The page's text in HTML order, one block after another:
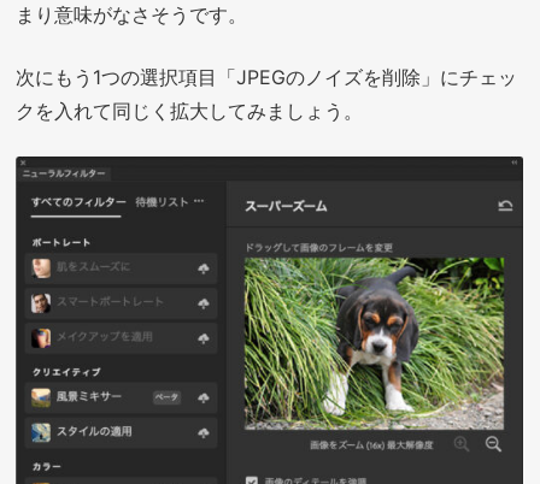
まり意味がなさそうです。
次にもう1つの選択項目「JPEGのノイズを削除」にチェッ
クを入れて同じく拡大してみましょう。